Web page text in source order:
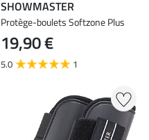
SHOWMASTER
Protège-boulets Softzone Plus
19,90 €
5.0 1